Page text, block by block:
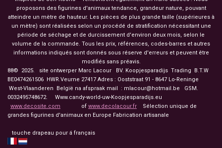
proposons des figurines d'animaux tendance, grandeur nature, pouvant
atteindre un mètre de hauteur. Les pièces de plus grande taille (supérieures à
un mètre) sont réalisées selon un procédé de stratification nécessitant une
période de séchage et de durcissement d'environ deux mois, selon le
volume de la commande. Tous les prix, références, codes-barres et autres
informations indiqués sont donnés sous réserve d'erreurs et peuvent être
modifiés sans préavis.
88© 2025. site ontwerper Marc Lacour BV. Koopjesparadijs Trading
B.T.W
BE0474261506 HWR.Veurne 27417 Adres : Ooststraat 91 - 8647 Lo-Reninge
West-Vlaanderen België na afspraak mail : mlacour@hotmail.be GSM.
0032495748672. Www.candy-world-uw-Koopjesparadijs.eu
www.decosite.com of www.decolacour.fr Sélection unique de
grandes figurines d'animaux en Europe Fabrication artisanale
touche drapeau pour á français